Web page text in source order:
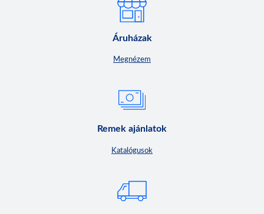
Áruházak
Megnézem
Remek ajánlatok
Katalógusok